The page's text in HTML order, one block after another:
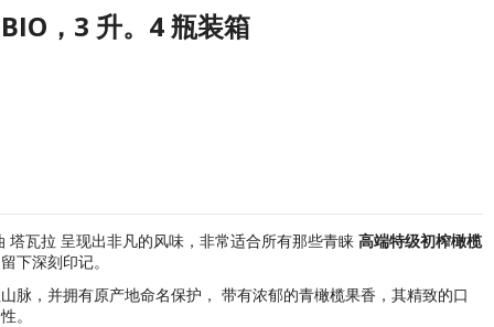
，3 升。4 瓶装箱
塔瓦拉 呈现出非凡的风味，非常适合所有那些青睐 高端特级初榨橄榄
下深刻印记。
脉，并拥有原产地命名保护， 带有浓郁的青橄榄果香，其精致的口
。